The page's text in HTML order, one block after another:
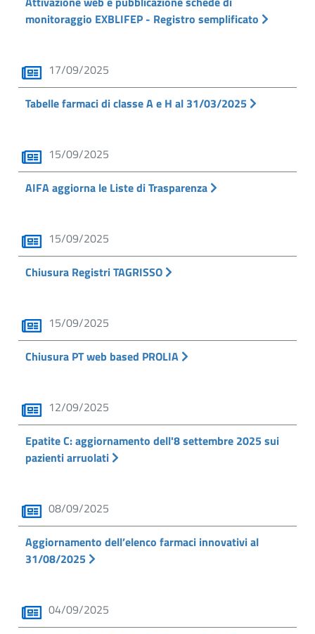
monitoraggio EXBLIFEP - Registro semplificato
17/09/2025
Tabelle farmaci di classe A e H al 31/03/2025
15/09/2025
AIFA aggiorna le Liste di Trasparenza
15/09/2025
Chiusura Registri TAGRISSO
15/09/2025
Chiusura PT web based PROLIA
12/09/2025
Epatite C: aggiornamento dell'8 settembre 2025 sui
pazienti arruolati
08/09/2025
Aggiornamento dell’elenco farmaci innovativi al
31/08/2025
04/09/2025